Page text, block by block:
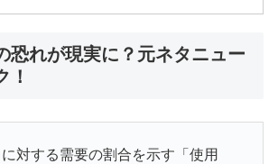
恐れが現実に？元ネタニュー
！
対する需要の割合を示す「使用